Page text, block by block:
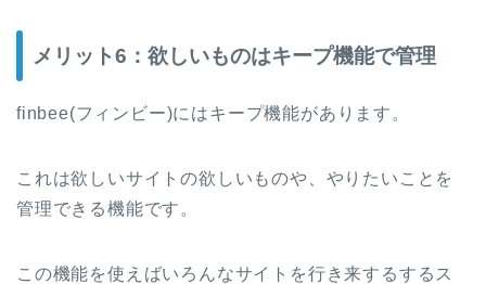
メリット6：欲しいものはキープ機能で管理
finbee(フィンビー)にはキープ機能があります。
これは欲しいサイトの欲しいものや、やりたいことを
管理できる機能です。
この機能を使えばいろんなサイトを行き来するするス